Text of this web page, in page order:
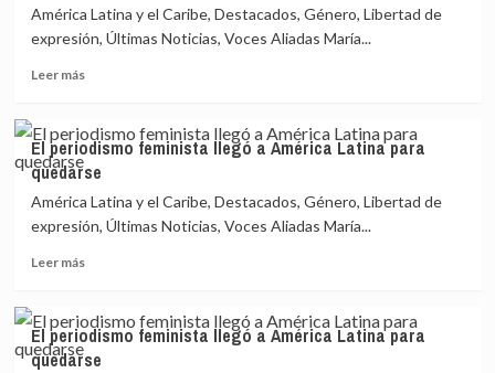
llegó
a
América
Latina
América Latina y el Caribe, Destacados, Género, Libertad de
expresión, Últimas Noticias, Voces Aliadas María...
Leer másLeer
El
periodismo
feminista
llegó
a
América
Latina
El periodismo feminista llegó a América Latina para
quedarse
América Latina y el Caribe, Destacados, Género, Libertad de
expresión, Últimas Noticias, Voces Aliadas María...
Leer másLeer
El
periodismo
feminista
El periodismo feminista llegó a América Latina para
quedarse